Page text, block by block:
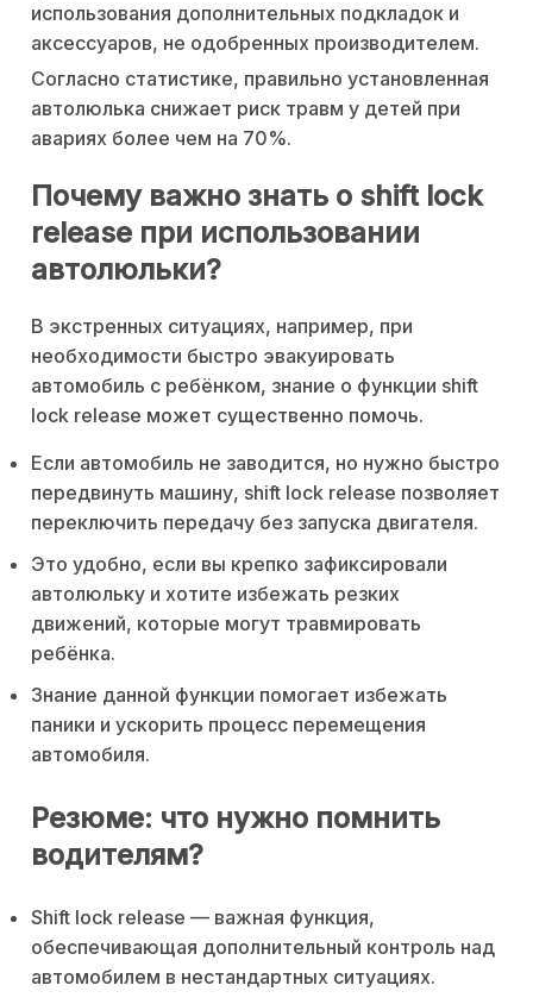
использования дополнительных подкладок и
аксессуаров, не одобренных производителем.
Согласно статистике, правильно установленная
автолюлька снижает риск травм у детей при
авариях более чем на 70%.
Почему важно знать о shift lock
release при использовании
автолюльки?
В экстренных ситуациях, например, при
необходимости быстро эвакуировать
автомобиль с ребёнком, знание о функции shift
lock release может существенно помочь.
Если автомобиль не заводится, но нужно быстро
передвинуть машину, shift lock release позволяет
переключить передачу без запуска двигателя.
Это удобно, если вы крепко зафиксировали
автолюльку и хотите избежать резких
движений, которые могут травмировать
ребёнка.
Знание данной функции помогает избежать
паники и ускорить процесс перемещения
автомобиля.
Резюме: что нужно помнить
водителям?
Shift lock release — важная функция,
обеспечивающая дополнительный контроль над
автомобилем в нестандартных ситуациях.